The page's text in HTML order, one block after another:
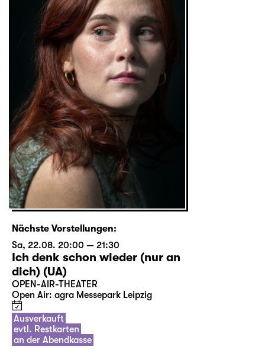
Nächste Vorstellungen:
Sa, 22.08. 20:00 — 21:30
Ich denk schon wieder (nur an
dich) (UA)
OPEN-AIR-THEATER
Open Air: agra Messepark Leipzig
Ausverkauft
evtl. Restkarten
an der Abendkasse